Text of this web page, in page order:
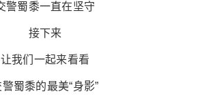
警蜀黍一直在坚守
接下来
让我们一起来看看
警蜀黍的最美“身影”